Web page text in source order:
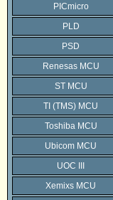
PICmicro
PLD
PSD
Renesas MCU
ST MCU
TI (TMS) MCU
Toshiba MCU
Ubicom MCU
UOC III
Xemixs MCU